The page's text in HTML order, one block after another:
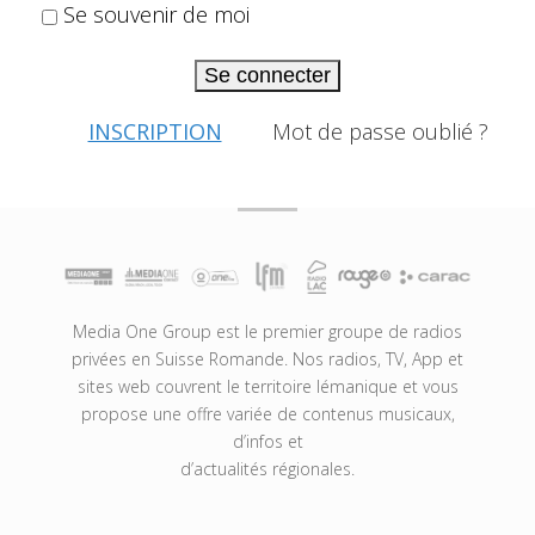
Se souvenir de moi
Se connecter
INSCRIPTION Mot de passe oublié ?
Media One Group est le premier groupe de radios
privées en Suisse Romande. Nos radios, TV, App et
sites web couvrent le territoire lémanique et vous
propose une offre variée de contenus musicaux,
d’infos et
d’actualités régionales.